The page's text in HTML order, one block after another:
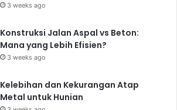
3 weeks ago
Konstruksi Jalan Aspal vs Beton:
Mana yang Lebih Efisien?
3 weeks ago
Kelebihan dan Kekurangan Atap
Metal untuk Hunian